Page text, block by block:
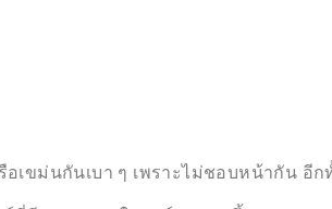
ม่นกันเบา ๆ เพราะไม่ชอบหน้ากัน อีก